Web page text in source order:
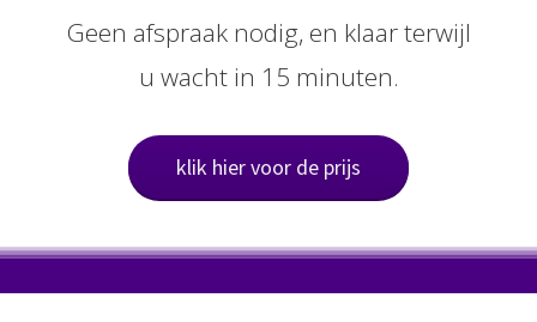
Geen afspraak nodig, en klaar terwijl
u wacht in 15 minuten.
klik hier voor de prijs